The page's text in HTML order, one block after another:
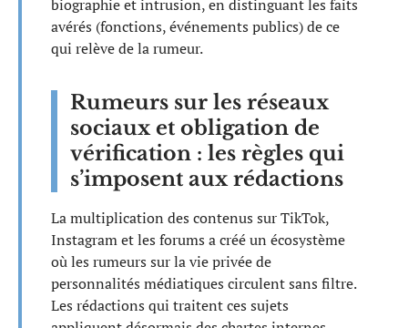
biographie et intrusion, en distinguant les faits
avérés (fonctions, événements publics) de ce
qui relève de la rumeur.
Rumeurs sur les réseaux
sociaux et obligation de
vérification : les règles qui
s’imposent aux rédactions
La multiplication des contenus sur TikTok,
Instagram et les forums a créé un écosystème
où les rumeurs sur la vie privée de
personnalités médiatiques circulent sans filtre.
Les rédactions qui traitent ces sujets